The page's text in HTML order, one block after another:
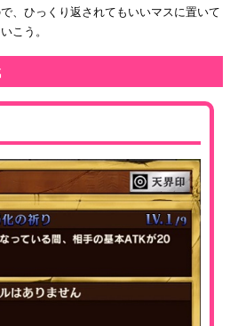
、ひっくり返されてもいいマスに置いて
こう。